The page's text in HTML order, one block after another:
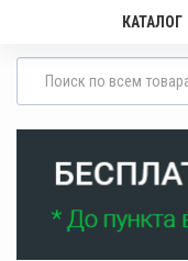
КАТАЛОГ